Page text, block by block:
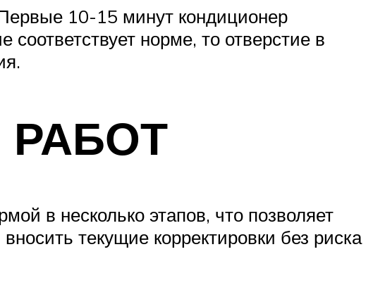
10-15 минут кондиционер
норме, то отверстие в
в несколько этапов, что позволяет
текущие корректировки без риска